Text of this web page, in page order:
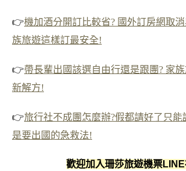
👉機加酒分開訂比較省? 國外訂房網取
族旅遊這樣訂最安全!
👉帶長輩出國該選自由行還是跟團? 家
新解方!
👉旅行社不成團怎麼辦?假都請好了只能
是要出國的急救法!
歡迎加入珊莎旅遊機票